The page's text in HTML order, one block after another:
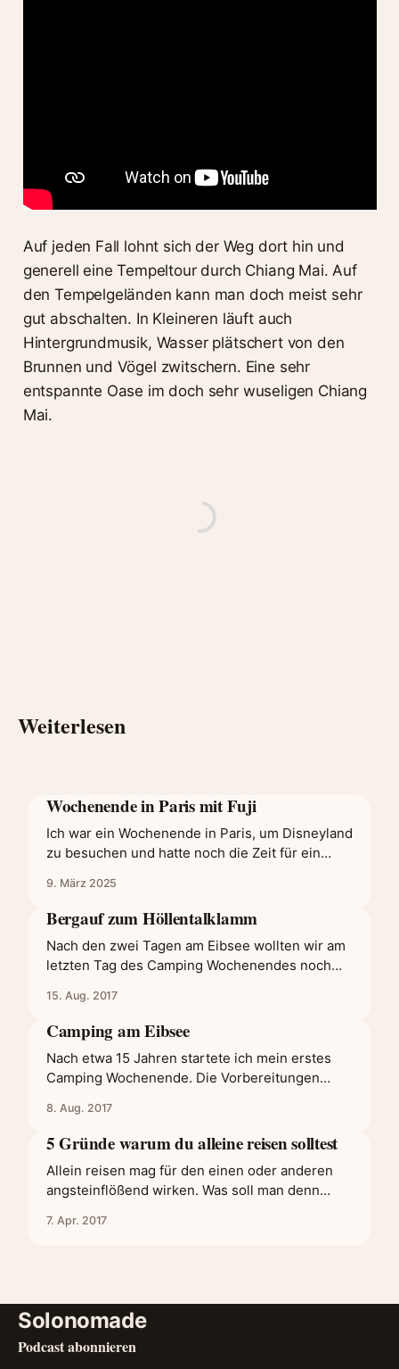
Auf jeden Fall lohnt sich der Weg dort hin und
generell eine Tempeltour durch Chiang Mai. Auf
den Tempelgeländen kann man doch meist sehr
gut abschalten. In Kleineren läuft auch
Hintergrundmusik, Wasser plätschert von den
Brunnen und Vögel zwitschern. Eine sehr
entspannte Oase im doch sehr wuseligen Chiang
Mai.
Weiterlesen
Wochenende in Paris mit Fuji
Ich war ein Wochenende in Paris, um Disneyland
zu besuchen und hatte noch die Zeit für ein
auch ein paar neue Aufnahmen mit der Fuji XT-
50 zu machen. Für die Aufnahmen habe ich das
Classic Color Rezept verwendet. Ein Tag in
Disneyland Paris Der Besuch
9. März 2025
Bergauf zum Höllentalklamm
Nach den zwei Tagen am Eibsee wollten wir am
letzten Tag des Camping Wochenendes noch
Höllentalklamm sollte der Abschluss werden
und bot wirklich eine anstrengende aber
lohnenswerte Tour. Man kann auch sagen es
war ein Höllenmarsch bis dort hoch. Dennoch
ging es früher zurück als
15. Aug. 2017
Camping am Eibsee
Nach etwa 15 Jahren startete ich mein erstes
Camping Wochenende. Die Vorbereitungen
den Bergen Deutschlands suchte und über
verschiedene Bilder fündig wurde. Zur Wahl
Walchensee, der Plansee und der Seealpsee. In
der Nähe gab es
8. Aug. 2017
5 Gründe warum du alleine reisen solltest
Allein reisen mag für den einen oder anderen
angsteinflößend wirken. Was soll man denn
nicht zurecht findet? Mit wem teilt man all die
7. Apr. 2017
Solonomade
Podcast abonnieren